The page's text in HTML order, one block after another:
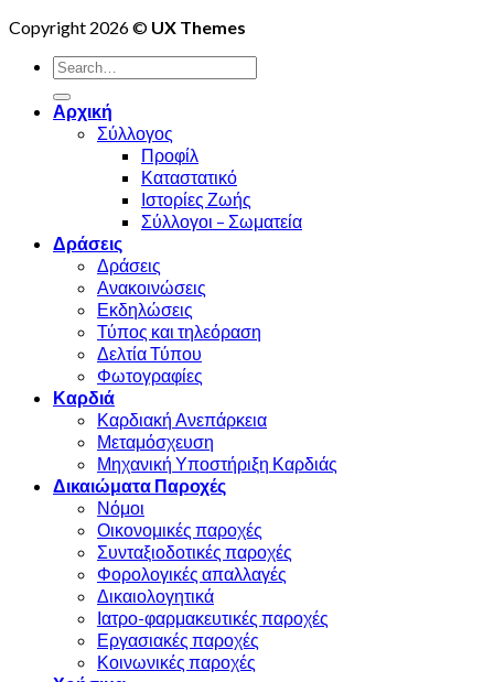
Copyright 2026 © UX Themes
Αρχική
Σύλλογος
Προφίλ
Καταστατικό
Ιστορίες Ζωής
Σύλλογοι – Σωματεία
Δράσεις
Δράσεις
Ανακοινώσεις
Εκδηλώσεις
Τύπος και τηλεόραση
Δελτία Τύπου
Φωτογραφίες
Καρδιά
Καρδιακή Ανεπάρκεια
Μεταμόσχευση
Μηχανική Υποστήριξη Καρδιάς
Δικαιώματα Παροχές
Νόμοι
Οικονομικές παροχές
Συνταξιοδοτικές παροχές
Φορολογικές απαλλαγές
Δικαιολογητικά
Ιατρο-φαρμακευτικές παροχές
Εργασιακές παροχές
Κοινωνικές παροχές